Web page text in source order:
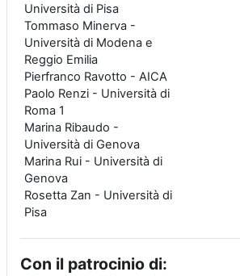
Università di Pisa
Tommaso Minerva -
Università di Modena e
Reggio Emilia
Pierfranco Ravotto - AICA
Paolo Renzi - Università di
Roma 1
Marina Ribaudo -
Università di Genova
Marina Rui - Università di
Genova
Rosetta Zan - Università di
Pisa
Con il patrocinio di: